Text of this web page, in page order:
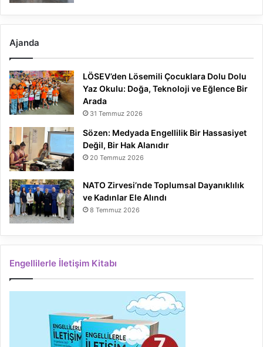
Ajanda
LÖSEV’den Lösemili Çocuklara Dolu Dolu
Yaz Okulu: Doğa, Teknoloji ve Eğlence Bir
Arada
31 Temmuz 2026
Sözen: Medyada Engellilik Bir Hassasiyet
Değil, Bir Hak Alanıdır
20 Temmuz 2026
NATO Zirvesi’nde Toplumsal Dayanıklılık
ve Kadınlar Ele Alındı
8 Temmuz 2026
Engellilerle İletişim Kitabı